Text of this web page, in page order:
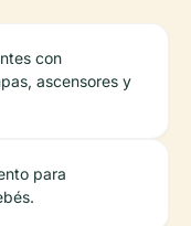
con
ascensores y
para